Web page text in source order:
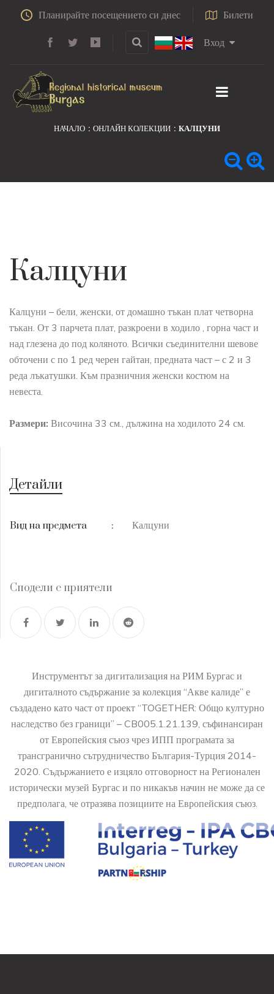
Планирайте посещението си днес Билети
Вход
НАЧАЛО ОНЛАЙН КОЛЕКЦИИ КАЛЦУНИ
Калцуни
Калцуни – бели, женски, от домашно тъкан плат четворна
тъкан. От 3 парчета плат, разкроени в ходило , горна част и
над глезена до под коляното. Всички съединителни шевове
обточени с по 1 ред черен гайтан, предната част – с 2 и 3
реда лъкатушки. Към празничния женски костюм на
невеста.
Размери: Височина 33 см., дължина на ходилото 24 см.
Детайли
Вид на предмета : Калцуни
Сподели с приятели
Инструментът за дигитализация на РИМ Бургас и
дигиталното съдържание за колекция “Акве калиде” е
създадено като част от проект “TOGETHER: Общо културно
наследство без граници” – CB005.1.21.139, съфинансиран
от Европейския съюз чрез ИПП програмата за
трансгранично сътрудничество България-Турция 2014-
2020. Съдържанието е изцяло отговорност на Регионален
исторически музей Бургас и по никакъв начин не може да се
предполага, че отразява позициите на Европейския съюз.